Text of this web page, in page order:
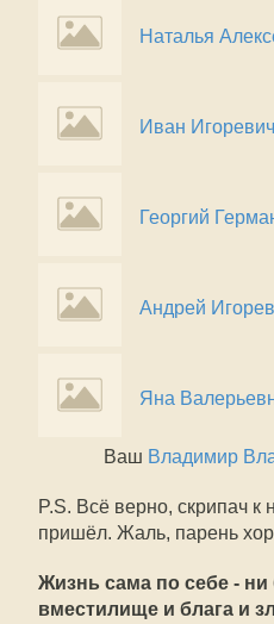
Наталья
Иван
Георгий
Андрей
Яна
Ваш Владимир
P.S. Всё верно, скрипач к
пришёл. Жаль, парень
Жизнь сама по себе - ни
вместилище и блага и